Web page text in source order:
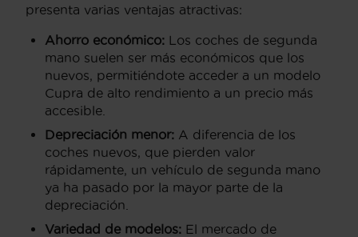
presenta varias ventajas atractivas:
Ahorro económico: Los coches de segunda
mano suelen ser más económicos que los
nuevos, permitiéndote acceder a un modelo
Cupra de alto rendimiento a un precio más
accesible.
Depreciación menor: A diferencia de los
coches nuevos, que pierden valor
rápidamente, un vehículo de segunda mano
ya ha pasado por la mayor parte de la
depreciación.
Variedad de modelos: El mercado de